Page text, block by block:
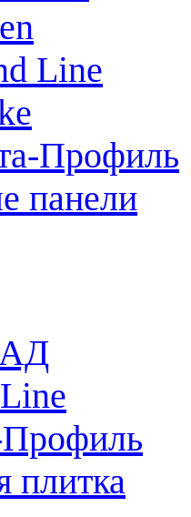
Line
Профиль
панели
плитка